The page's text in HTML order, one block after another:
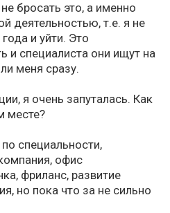
бросать это, а именно
деятельностью, т.е. я не
и уйти. Это
и специалиста они ищут на
меня сразу.
я очень запуталась. Как
месте?
специальности,
офис
фриланс, развитие
но пока что за не сильно